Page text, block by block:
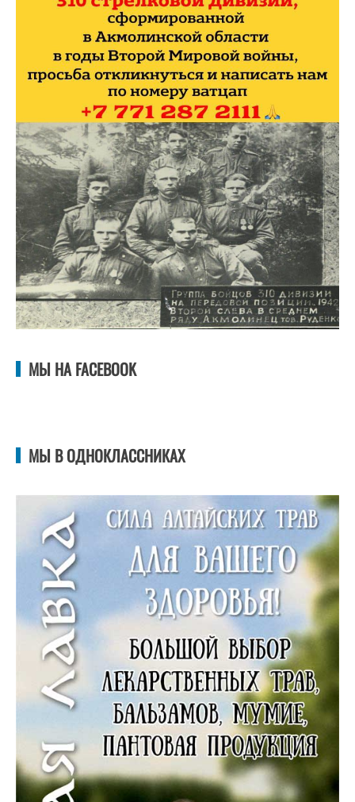
МЫ НА FACEBOOK
МЫ В ОДНОКЛАССНИКАХ